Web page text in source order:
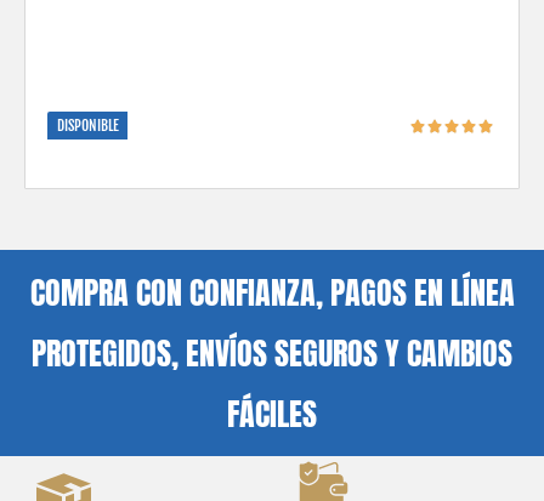
DISPONIBLE
COMPRA CON CONFIANZA, PAGOS EN LÍNEA
PROTEGIDOS, ENVÍOS SEGUROS Y CAMBIOS
FÁCILES